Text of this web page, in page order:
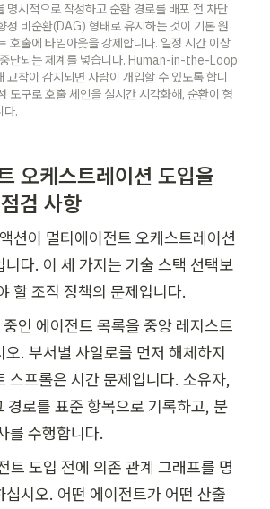
명시적으로 작성하고 순환 경로를 배포 전 차단
성 비순환(DAG) 형태로 유지하는 것이 기본 원
호출에 타임아웃을 강제합니다. 일정 시간 이상
중단되는 체계를 넣습니다. Human-in-the-Loop
교착이 감지되면 사람이 개입할 수 있도록 합니
도구로 호출 체인을 실시간 시각화해, 순환이 형
다.
오케스트레이션 도입을
검 사항
션이 멀티에이전트 오케스트레이션
니다. 이 세 가지는 기술 스택 선택보
할 조직 정책의 문제입니다.
인 에이전트 목록을 중앙 레지스트
오. 부서별 사일로를 먼저 해체하지
스프롤은 시간 문제입니다. 소유자,
경로를 표준 항목으로 기록하고, 분
를 수행합니다.
트 도입 전에 의존 관계 그래프를 명
십시오. 어떤 에이전트가 어떤 산출